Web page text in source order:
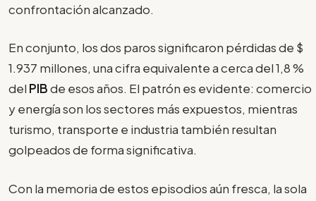
confrontación alcanzado.
En conjunto, los dos paros significaron pérdidas de $
1.937 millones, una cifra equivalente a cerca del 1,8 %
del PIBde esos años. El patrón es evidente: comercio
y energía son los sectores más expuestos, mientras
turismo, transporte e industria también resultan
golpeados de forma significativa.
Con la memoria de estos episodios aún fresca, la sola